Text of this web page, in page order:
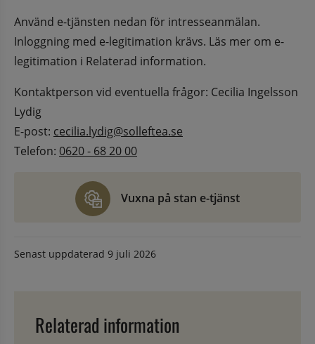
Använd e-tjänsten nedan för intresseanmälan.
Inloggning med e-legitimation krävs. Läs mer om e-
legitimation i Relaterad information.
Kontaktperson vid eventuella frågor: Cecilia Ingelsson
Lydig
E-post: cecilia.lydig@solleftea.se
Telefon: 0620 - 68 20 00
Vuxna på stan e-tjänst
Senast uppdaterad 9 juli 2026
Relaterad information